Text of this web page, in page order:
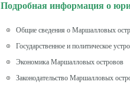
Подробная информация о
Общие сведения о Маршалловых
Государственное и политическое
Экономика Маршалловых островов
Законодательство Маршалловых